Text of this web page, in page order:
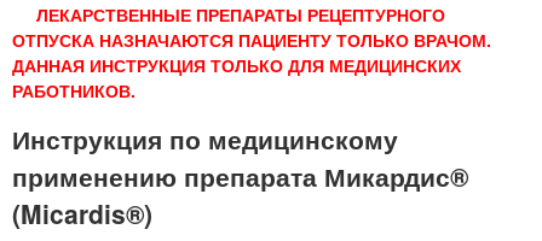
ЛЕКАРСТВЕННЫЕ ПРЕПАРАТЫ РЕЦЕПТУРНОГО
ОТПУСКА НАЗНАЧАЮТСЯ ПАЦИЕНТУ ТОЛЬКО ВРАЧОМ.
ДАННАЯ ИНСТРУКЦИЯ ТОЛЬКО ДЛЯ МЕДИЦИНСКИХ
РАБОТНИКОВ.
Инструкция по медицинскому
применению препарата Микардис®
(Micardis®)